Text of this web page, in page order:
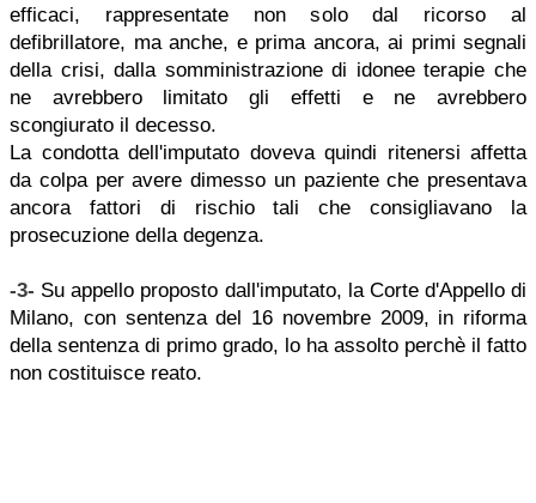
efficaci, rappresentate non solo dal ricorso al
defibrillatore, ma anche, e prima ancora, ai primi segnali
della crisi, dalla somministrazione di idonee terapie che
ne avrebbero limitato gli effetti e ne avrebbero
scongiurato il decesso.
La condotta dell'imputato doveva quindi ritenersi affetta
da colpa per avere dimesso un paziente che presentava
ancora fattori di rischio tali che consigliavano la
prosecuzione della degenza.
-3- Su appello proposto dall'imputato, la Corte d'Appello di
Milano, con sentenza del 16 novembre 2009, in riforma
della sentenza di primo grado, lo ha assolto perchè il fatto
non costituisce reato.